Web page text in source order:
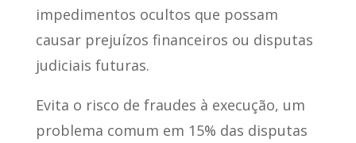
impedimentos ocultos que possam
causar prejuízos financeiros ou disputas
judiciais futuras.
Evita o risco de fraudes à execução, um
problema comum em 15% das disputas